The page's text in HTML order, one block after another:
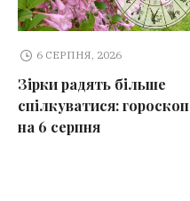
6 СЕРПНЯ, 2026
Зірки радять більше
спілкуватися: гороскоп
на 6 серпня